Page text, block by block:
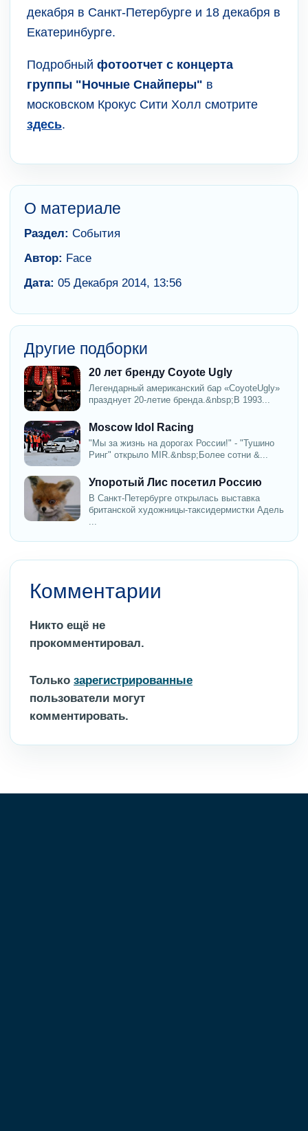
декабря в Санкт-Петербурге и 18 декабря в
Екатеринбурге.
Подробный фотоотчет с концерта
группы "Ночные Снайперы" в
московском Крокус Сити Холл смотрите
здесь.
О материале
Раздел: События
Автор: Face
Дата: 05 Декабря 2014, 13:56
Другие подборки
20 лет бренду Coyote Ugly
Легендарный американский бар «CoyoteUgly»
празднует 20-летие бренда.&nbsp;В 1993...
Moscow Idol Racing
"Мы за жизнь на дорогах России!" - "Тушино
Ринг" открыло MIR.&nbsp;Более сотни &...
Упоротый Лис посетил Россию
В Санкт-Петербурге открылась выставка
британской художницы-таксидермистки Адель
Комментарии
Никто ещё не
прокомментировал.
Только зарегистрированные
пользователи могут
комментировать.